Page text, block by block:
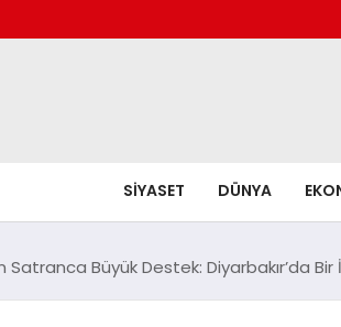
SIYASET DÜNYA
Satranca Büyük Destek: Diyarbakır’da